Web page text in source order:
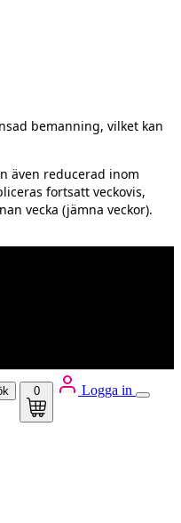
bemanning, vilket kan
även reducerad inom
fortsatt veckovis,
vecka (jämna veckor).
0 Logga in